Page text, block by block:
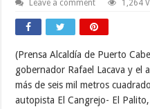
Leave a comment
1,264
(Prensa Alcaldía de Puerto
gobernador Rafael Lacava y el
más de seis mil metros
autopista El Cangrejo- El